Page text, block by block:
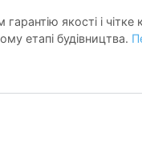
якості і
етапі будівництва.